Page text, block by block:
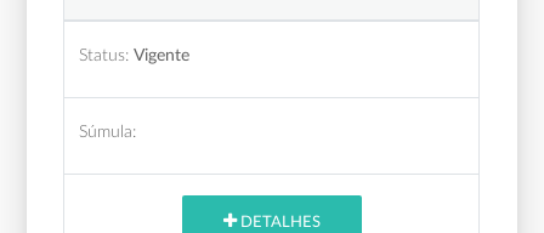
Status: Vigente
Súmula:
DETALHES